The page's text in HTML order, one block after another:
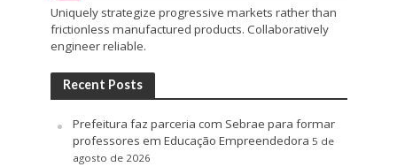
Uniquely strategize progressive markets rather than
frictionless manufactured products. Collaboratively
engineer reliable.
Recent Posts
Prefeitura faz parceria com Sebrae para formar
professores em Educação Empreendedora 5 de
agosto de 2026